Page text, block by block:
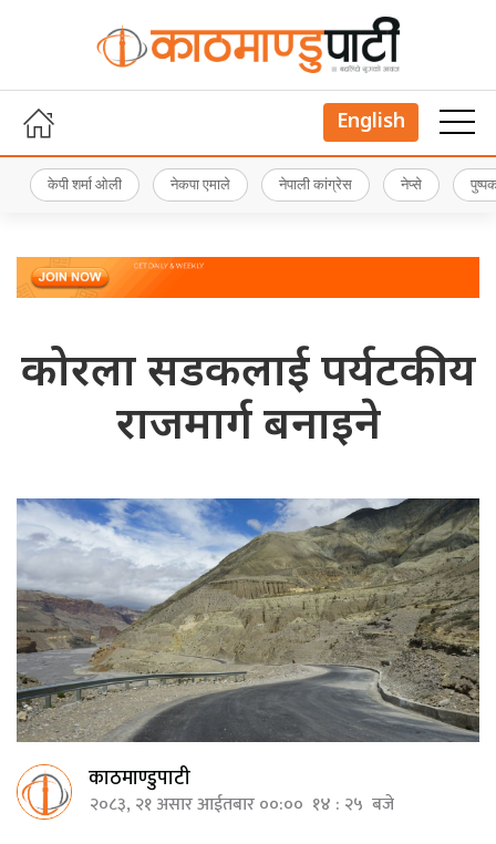
English
केपी शर्मा ओली नेकपा एमाले नेपाली कांग्रेस नेप्से
कोरला सडकलाई पर्यटकीय
राजमार्ग बनाइने
काठमाण्डुपाटी
२०८३, २१ असार आईतबार ००:०० १४ : २५ बजे